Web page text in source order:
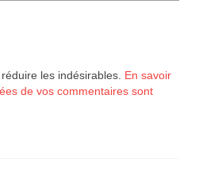
les indésirables. En savoir
de vos commentaires sont